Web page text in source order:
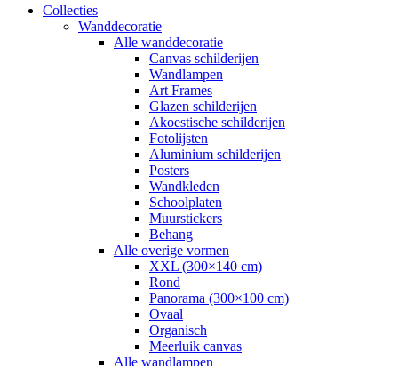
Collecties
Wanddecoratie
Alle wanddecoratie
Canvas schilderijen
Wandlampen
Art Frames
Glazen schilderijen
Akoestische schilderijen
Fotolijsten
Aluminium schilderijen
Posters
Wandkleden
Schoolplaten
Muurstickers
Behang
Alle overige vormen
XXL (300×140 cm)
Rond
Panorama (300×100 cm)
Ovaal
Organisch
Meerluik canvas
Alle wandlampen